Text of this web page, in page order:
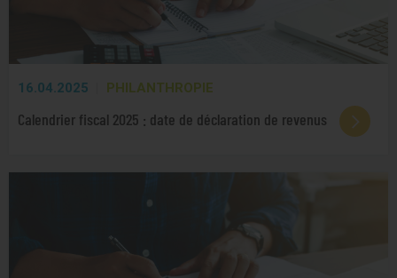
16.04.2025 PHILANTHROPIE
Calendrier fiscal 2025 : date de déclaration de revenus